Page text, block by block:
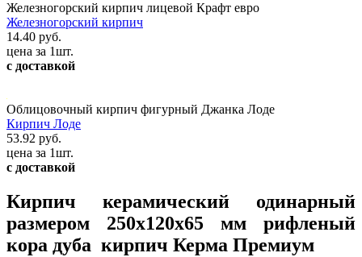
Железногорский кирпич лицевой Крафт евро
Железногорский кирпич
14.40 руб.
цена за 1шт.
с доставкой
Облицовочный кирпич фигурный Джанка Лоде
Кирпич Лоде
53.92 руб.
цена за 1шт.
с доставкой
Кирпич керамический одинарный
размером 250х120х65 мм рифленый
кора дуба кирпич Керма Премиум